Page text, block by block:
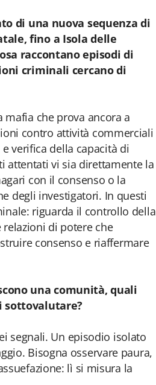
di una nuova sequenza di
fino a Isola delle
raccontano episodi di
criminali cercano di
che prova ancora a
contro attività commerciali
verifica della capacità di
attentati vi sia direttamente la
con il consenso o la
degli investigatori. In questi
riguarda il controllo della
di potere che
consenso e riaffermare
una comunità, quali
sottovalutare?
segnali. Un episodio isolato
Bisogna osservare paura,
lì si misura la